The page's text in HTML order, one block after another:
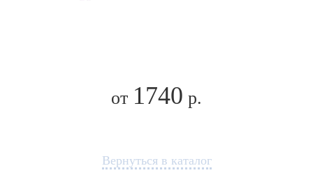
от 1740 р.
Вернуться в каталог